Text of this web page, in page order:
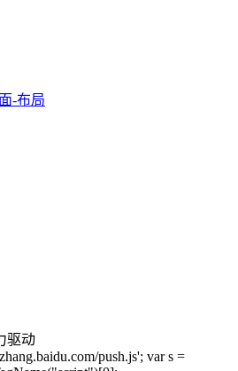
-布局
驱动
push.js'; var s =